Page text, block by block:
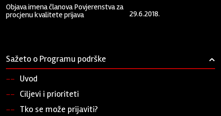
Objava imena članova Povjerenstva za
procjenu kvalitete prijava
29.6.2018.
Sažeto o Programu podrške ›
Uvod
Ciljevi i prioriteti
Tko se može prijaviti?